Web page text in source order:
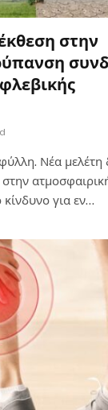
στην
Νέα μελέτη
κίνδυνο για εν…